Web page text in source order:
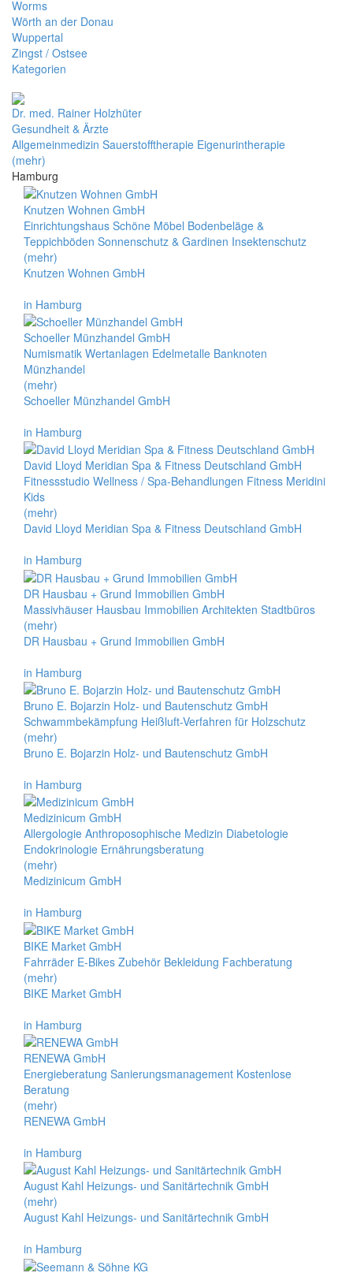
Worms
Wörth an der Donau
Wuppertal
Zingst / Ostsee
Kategorien
Dr. med. Rainer Holzhüter
Gesundheit & Ärzte
Allgemeinmedizin Sauerstofftherapie Eigenurintherapie
(mehr)
Hamburg
Knutzen Wohnen GmbH
Einrichtungshaus Schöne Möbel Bodenbeläge &
Teppichböden Sonnenschutz & Gardinen Insektenschutz
(mehr)
Knutzen Wohnen GmbH
in Hamburg
Schoeller Münzhandel GmbH
Numismatik Wertanlagen Edelmetalle Banknoten
Münzhandel
(mehr)
Schoeller Münzhandel GmbH
in Hamburg
David Lloyd Meridian Spa & Fitness Deutschland GmbH
Fitnessstudio Wellness / Spa-Behandlungen Fitness Meridini
Kids
(mehr)
David Lloyd Meridian Spa & Fitness Deutschland GmbH
in Hamburg
DR Hausbau + Grund Immobilien GmbH
Massivhäuser Hausbau Immobilien Architekten Stadtbüros
(mehr)
DR Hausbau + Grund Immobilien GmbH
in Hamburg
Bruno E. Bojarzin Holz- und Bautenschutz GmbH
Schwammbekämpfung Heißluft-Verfahren für Holzschutz
(mehr)
Bruno E. Bojarzin Holz- und Bautenschutz GmbH
in Hamburg
Medizinicum GmbH
Allergologie Anthroposophische Medizin Diabetologie
Endokrinologie Ernährungsberatung
(mehr)
Medizinicum GmbH
in Hamburg
BIKE Market GmbH
Fahrräder E-Bikes Zubehör Bekleidung Fachberatung
(mehr)
BIKE Market GmbH
in Hamburg
RENEWA GmbH
Energieberatung Sanierungsmanagement Kostenlose
Beratung
(mehr)
RENEWA GmbH
in Hamburg
August Kahl Heizungs- und Sanitärtechnik GmbH
(mehr)
August Kahl Heizungs- und Sanitärtechnik GmbH
in Hamburg